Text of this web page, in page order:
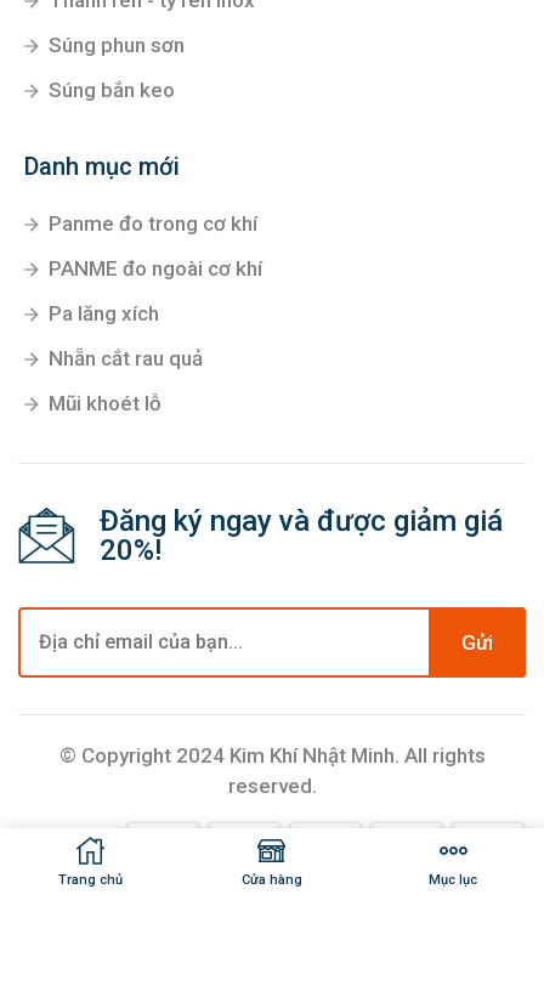
Trang chủ Cửa hàng Mục lục
Súng phun sơn
Súng bắn keo
Danh mục mới
Panme đo trong cơ khí
PANME đo ngoài cơ khí
Pa lăng xích
Nhẵn cắt rau quả
Mũi khoét lỗ
Đăng ký ngay và được giảm giá
20%!
Gửi
© Copyright 2024 Kim Khí Nhật Minh. All rights
reserved.